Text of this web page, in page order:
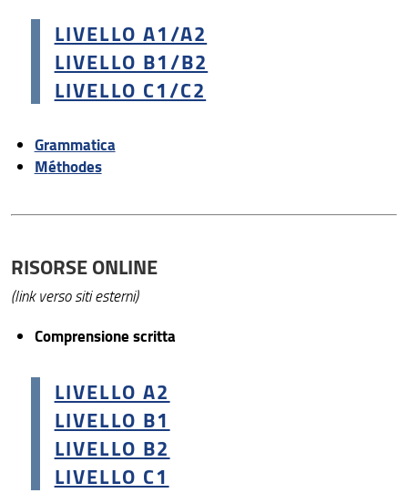
LIVELLO A1/A2
LIVELLO B1/B2
LIVELLO C1/C2
Grammatica
Méthodes
RISORSE ONLINE
(link verso siti esterni)
Comprensione scritta
LIVELLO A2
LIVELLO B1
LIVELLO B2
LIVELLO C1
Formazione per dottorandi